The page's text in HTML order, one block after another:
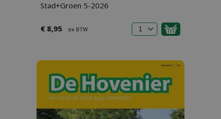
Stad+Groen 5-2026
€ 8,95 ex BTW